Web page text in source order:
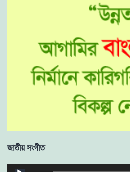
জাতীয় সংগীত